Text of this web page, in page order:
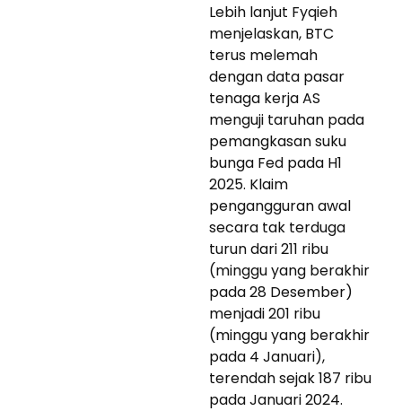
Lebih lanjut Fyqieh
menjelaskan, BTC
terus melemah
dengan data pasar
tenaga kerja AS
menguji taruhan pada
pemangkasan suku
bunga Fed pada H1
2025. Klaim
pengangguran awal
secara tak terduga
turun dari 211 ribu
(minggu yang berakhir
pada 28 Desember)
menjadi 201 ribu
(minggu yang berakhir
pada 4 Januari),
terendah sejak 187 ribu
pada Januari 2024.